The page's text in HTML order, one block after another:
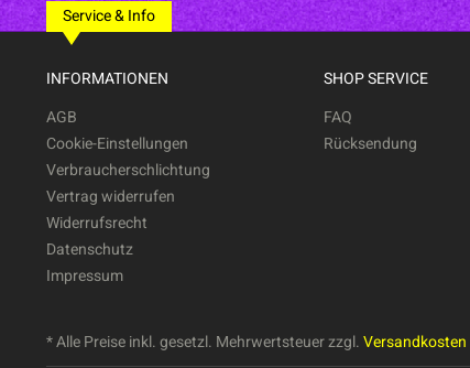
Service & Info
INFORMATIONEN
AGB
Cookie-Einstellungen
Verbraucherschlichtung
Vertrag widerrufen
Widerrufsrecht
Datenschutz
Impressum
SHOP SERVICE
FAQ
Rücksendung
* Alle Preise inkl. gesetzl. Mehrwertsteuer zzgl.Versandkosten